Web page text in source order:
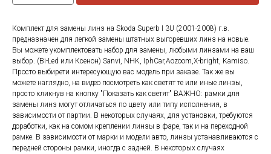
Комплект для замены линз на Skoda Superb I 3U (2001-2008) г.в.
предназначен для легкой замены штатных выгоревших линз на новые.
Вы можете укомплектовать набор для замены, любыми линзами на ваш
выбор. (Bi-Led или Ксенон) Sanvi, NHK, IphCar,Aozoom,X-bright, Kamiso.
Просто выбирети интересующую вас модель при заказе. Так же вы
можете наглядно, на видео посмотреть как светят те или иные линзы,
просто кликнув на кнопку "Показать как светят" ВАЖНО: рамки для
замены линз могут отличаться по цвету или типу исполнения, в
зависимости от партии. В некоторых случаях, для установки, требуются
доработки, как на сомом креплении линзы в фаре, так и на переходной
рамке. В зависимости от марки и модели авто, линзы устанавливаются с
передней стороны рамки, иногда с задней. В некоторых случаях